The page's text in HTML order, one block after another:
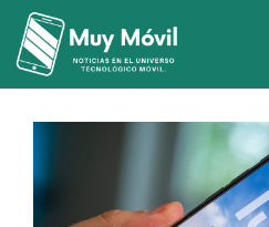
Saltar
contenido